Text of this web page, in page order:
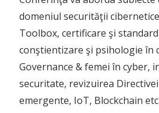
domeniul securităţii
Toolbox, certificare şi
conştientizare şi psihologie în
Governance & femei în cyber,
securitate, revizuirea
emergente, IoT, Blockchain etc.